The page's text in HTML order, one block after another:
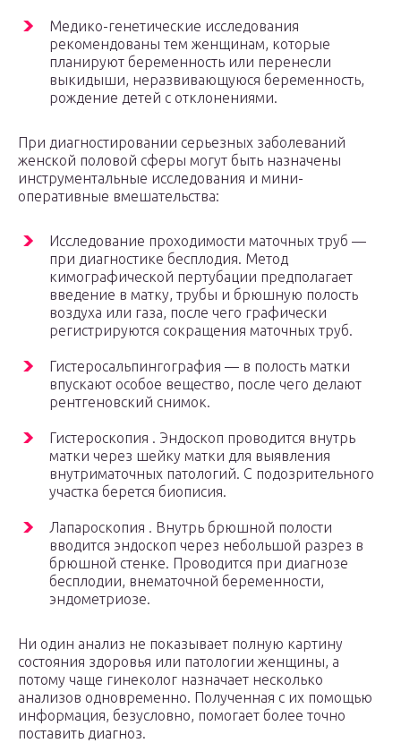
Медико-генетические исследования
рекомендованы тем женщинам, которые
планируют беременность или перенесли
выкидыши, неразвивающуюся беременность,
рождение детей с отклонениями.
При диагностировании серьезных заболеваний
женской половой сферы могут быть назначены
инструментальные исследования и мини-
оперативные вмешательства:
Исследование проходимости маточных труб —
при диагностике бесплодия. Метод
кимографической пертубации предполагает
введение в матку, трубы и брюшную полость
воздуха или газа, после чего графически
регистрируются сокращения маточных труб.
Гистеросальпингография — в полость матки
впускают особое вещество, после чего делают
рентгеновский снимок.
Гистероскопия . Эндоскоп проводится внутрь
матки через шейку матки для выявления
внутриматочных патологий. С подозрительного
участка берется биописия.
Лапароскопия . Внутрь брюшной полости
вводится эндоскоп через небольшой разрез в
брюшной стенке. Проводится при диагнозе
бесплодии, внематочной беременности,
эндометриозе.
Ни один анализ не показывает полную картину
состояния здоровья или патологии женщины, а
потому чаще гинеколог назначает несколько
анализов одновременно. Полученная с их помощью
информация, безусловно, помогает более точно
поставить диагноз.